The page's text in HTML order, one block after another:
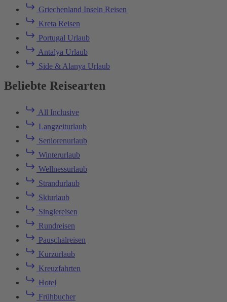
Griechenland Inseln Reisen
Kreta Reisen
Portugal Urlaub
Antalya Urlaub
Side & Alanya Urlaub
Beliebte Reisearten
All Inclusive
Langzeiturlaub
Seniorenurlaub
Winterurlaub
Wellnessurlaub
Strandurlaub
Skiurlaub
Singlereisen
Rundreisen
Pauschalreisen
Kurzurlaub
Kreuzfahrten
Hotel
Frühbucher